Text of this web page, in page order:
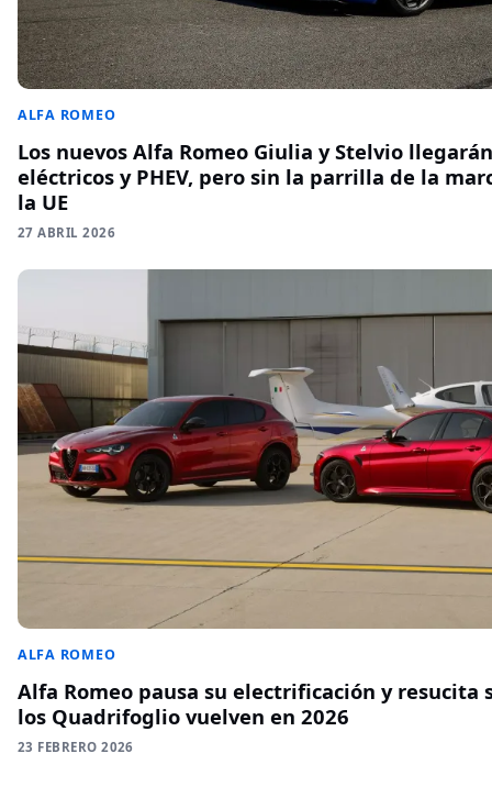
ALFA ROMEO
Los nuevos Alfa Romeo Giulia y Stelvio
eléctricos y PHEV, pero sin la parrilla de la
la UE
27 ABRIL 2026
ALFA ROMEO
Alfa Romeo pausa su electrificación y resucita
los Quadrifoglio vuelven en 2026
23 FEBRERO 2026